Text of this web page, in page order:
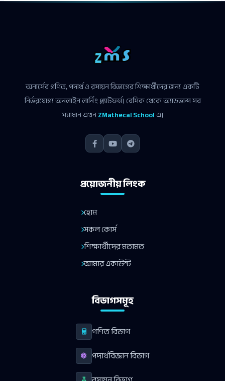
অনার্সের গণিত, পদার্থ ও রসায়ন বিভাগের শিক্ষার্থীদের জন্য একটি
নির্ভরযোগ্য অনলাইন লার্নিং প্ল্যাটফর্ম। বেসিক থেকে অ্যাডভান্স সব
সমাধান এখনZMathecal Schoolএ।
প্রয়োজনীয় লিংক
হোম
সকল কোর্স
শিক্ষার্থীদের মতামত
আমার একাউন্ট
বিভাগসমূহ
গণিত বিভাগ
পদার্থবিজ্ঞান বিভাগ